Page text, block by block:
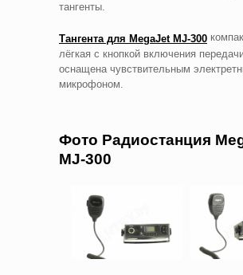
тангенты.
Тангента для MegaJet MJ-300
лёгкая с кнопкой включения
оснащена чувствительным
микрофоном.
Фото Радиостанция
MJ-300